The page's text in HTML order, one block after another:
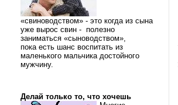
«свиноводством» - это когда из сына
уже вырос свин - полезно
заниматься «сыноводством»,
пока есть шанс воспитать из
маленького мальчика достойного
мужчину.
Делай только то, что хочешь